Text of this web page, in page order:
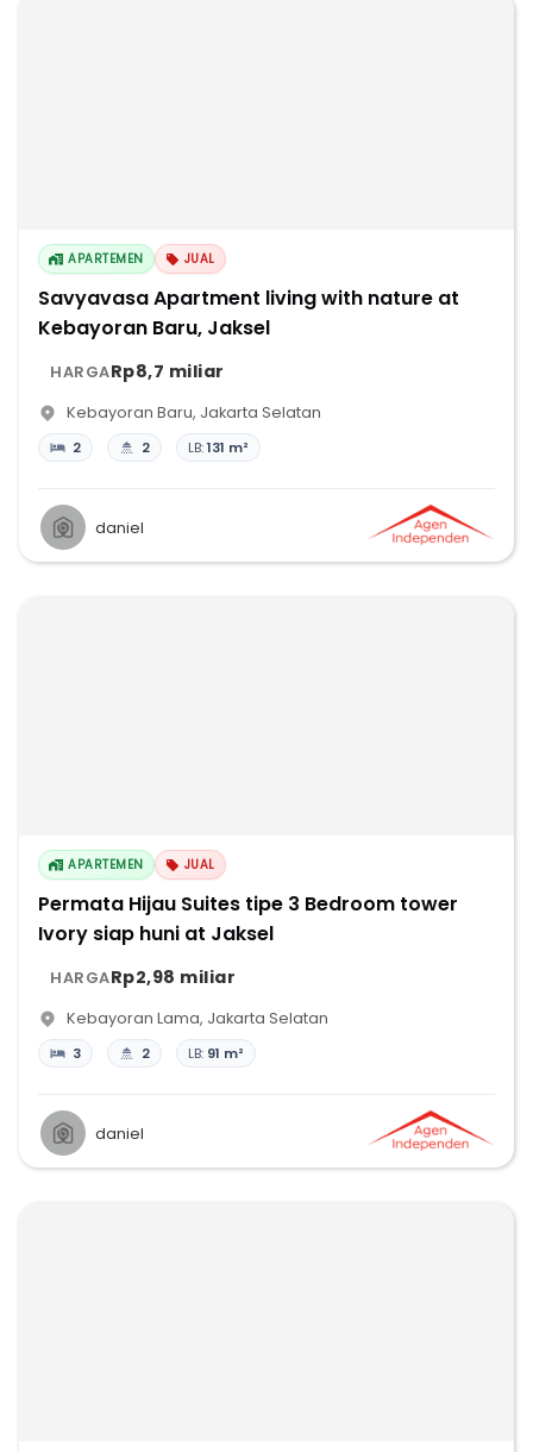
APARTEMEN JUAL
Savyavasa Apartment living with nature at
Kebayoran Baru, Jaksel
HARGARp8,7 miliar
Kebayoran Baru, Jakarta Selatan
2 2 LB:131 m²
daniel
APARTEMEN JUAL
Permata Hijau Suites tipe 3 Bedroom tower
Ivory siap huni at Jaksel
HARGARp2,98 miliar
Kebayoran Lama, Jakarta Selatan
3 2 LB: 91 m²
daniel